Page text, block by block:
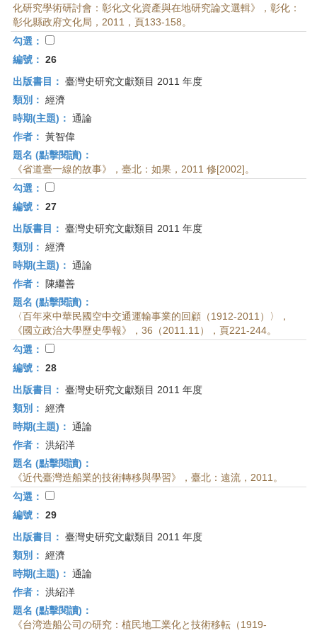
化研究學術研討會：彰化文化資產與在地研究論文選輯》，彰化：
彰化縣政府文化局，2011，頁133-158。
勾選：
編號： 26
出版書目： 臺灣史研究文獻類目 2011 年度
類別： 經濟
時期(主題)： 通論
作者： 黃智偉
題名 (點擊閱讀)：
《省道臺一線的故事》，臺北：如果，2011 修[2002]。
勾選：
編號： 27
出版書目： 臺灣史研究文獻類目 2011 年度
類別： 經濟
時期(主題)： 通論
作者：
陳繼善
題名 (點擊閱讀)：
〈百年來中華民國空中交通運輸事業的回顧（1912-2011）〉，
《國立政治大學歷史學報》，36（2011.11），頁221-244。
勾選：
編號： 28
出版書目： 臺灣史研究文獻類目 2011 年度
類別： 經濟
時期(主題)： 通論
作者： 洪紹洋
題名 (點擊閱讀)：
《近代臺灣造船業的技術轉移與學習》，臺北：遠流，2011。
勾選：
編號： 29
出版書目： 臺灣史研究文獻類目 2011 年度
類別： 經濟
時期(主題)： 通論
作者： 洪紹洋
題名 (點擊閱讀)：
《台湾造船公司の研究：植民地工業化と技術移転（1919-